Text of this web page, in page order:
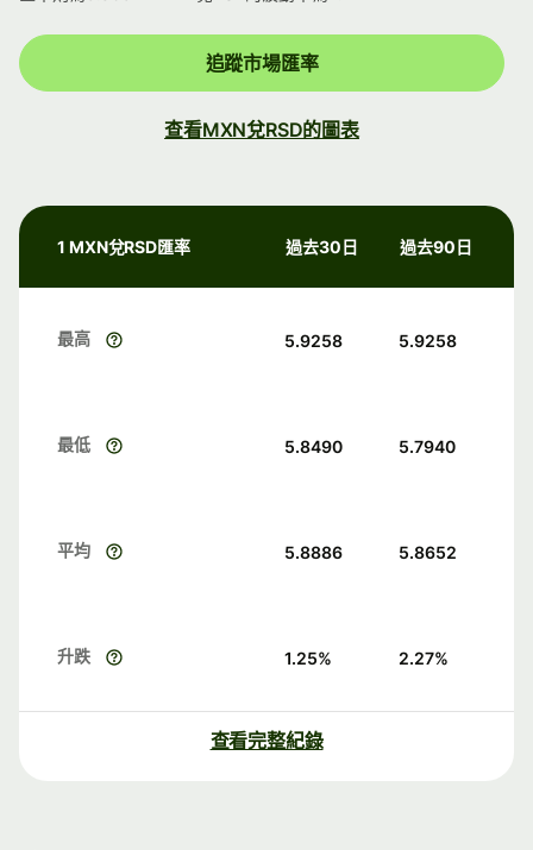
追蹤市場匯率
查看MXN兌RSD的圖表
1 MXN兌RSD匯率 過去30日 過去90日
最高 5.9258 5.9258
最低 5.8490 5.7940
平均 5.8886 5.8652
升跌 1.25% 2.27%
查看完整紀錄